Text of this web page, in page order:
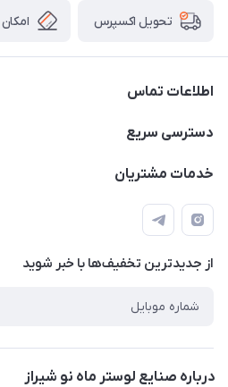
تحویل اکسپرس
اطلاعات تماس
09171115348
طبقه همکف واحد 131
دسترسی سریع
مجله فروشگاه
درباره ما
تماس با ما
خدمات مشتریان
قوانین و مقررات
حریم خصوصی
راهنما
از جدید‌ترین تخفیف‌ها با‌ خبر شوید
درباره صنایع لوستر ماه نو شیراز